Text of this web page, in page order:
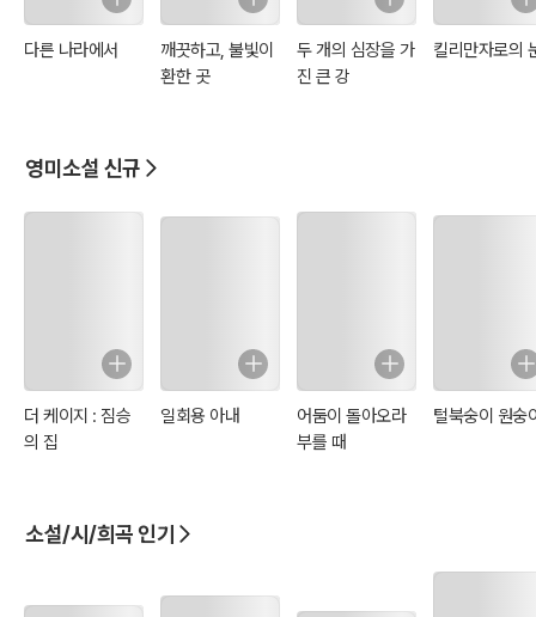
다른 나라에서
깨끗하고, 불빛이
환한 곳
두 개의 심장을 가
진 큰 강
킬리만자로의
영미소설 신규
더 케이지 : 짐승
의 집
일회용 아내
어둠이 돌아오라
부를 때
털북숭이 원숭
소설/시/희곡 인기